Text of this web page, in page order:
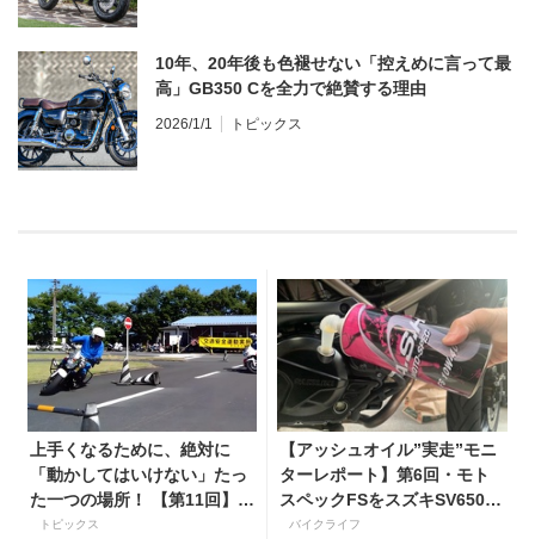
10年、20年後も色褪せない「控えめに言って最
高」GB350 Cを全力で絶賛する理由
2026/1/1 トピックス
上手くなるために、絶対に
「動かしてはいけない」たっ
た一つの場所！ 【第11回】現
役二輪教習指導員YouTuber
トピックス
【アッシュオイル”実走”モニ
ターレポート】第6回・モト
スペックFSをスズキSV650X
に！ 「長年ストレスだった
バイクライフ